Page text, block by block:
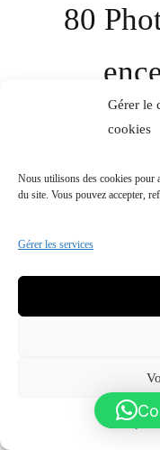
Gérer le
cookies
Nous utilisons des cookies pour
du site. Vous pouvez accepter,
Gérer les services
Politique
80